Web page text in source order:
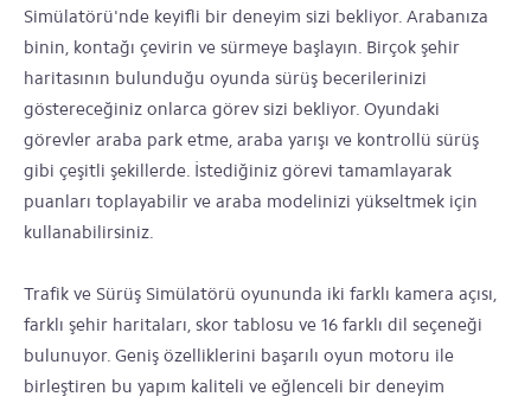
Simülatörü'nde keyifli bir deneyim sizi bekliyor. Arabanıza
binin, kontağı çevirin ve sürmeye başlayın. Birçok şehir
haritasının bulunduğu oyunda sürüş becerilerinizi
göstereceğiniz onlarca görev sizi bekliyor. Oyundaki
görevler araba park etme, araba yarışı ve kontrollü sürüş
gibi çeşitli şekillerde. İstediğiniz görevi tamamlayarak
puanları toplayabilir ve araba modelinizi yükseltmek için
kullanabilirsiniz.
Trafik ve Sürüş Simülatörü oyununda iki farklı kamera açısı,
farklı şehir haritaları, skor tablosu ve 16 farklı dil seçeneği
bulunuyor. Geniş özelliklerini başarılı oyun motoru ile
birleştiren bu yapım kaliteli ve eğlenceli bir deneyim